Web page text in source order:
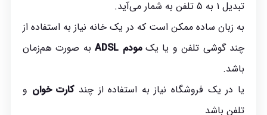
تبدیل ۱ به ۵ تلفن به شمار می‌آید.
به زبان ساده ممکن است که در یک خانه نیاز به استفاده از
چند گوشی تلفن و یا یکمودم ADSL
به صورت هم‌زمان
باشد.
یا در یک فروشگاه نیاز به استفاده از چندکارت خوان و
تلفن باشد